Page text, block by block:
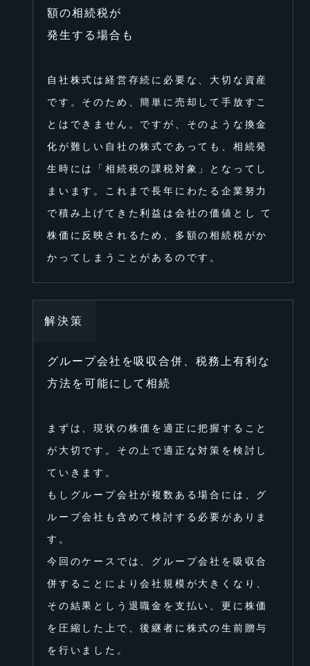
額の相続税が
発⽣する場合も
⾃社株式は経営存続に必要な、⼤切な資産
です。そのため、簡単に売却して⼿放すこ
とはできません。ですが、そのような換⾦
化が難しい⾃社の株式であっても、相続発
⽣時には「相続税の課税対象」となってし
まいます。これまで⻑年にわたる企業努⼒
で積み上げてきた利益は会社の価値とし て
株価に反映されるため、多額の相続税がか
かってしまうことがあるのです。
解決策
グループ会社を吸収合併、税務上有利な
⽅法を可能にして相続
まずは、現状の株価を適正に把握すること
が⼤切です。その上で適正な対策を検討し
ていきます。
もしグループ会社が複数ある場合には、グ
ループ会社も含めて検討する必要がありま
す。
今回のケースでは、グループ会社を吸収合
併することにより会社規模が⼤きくなり、
その結果としう退職⾦を⽀払い、更に株価
を圧縮した上で、後継者に株式の⽣前贈与
を⾏いました。